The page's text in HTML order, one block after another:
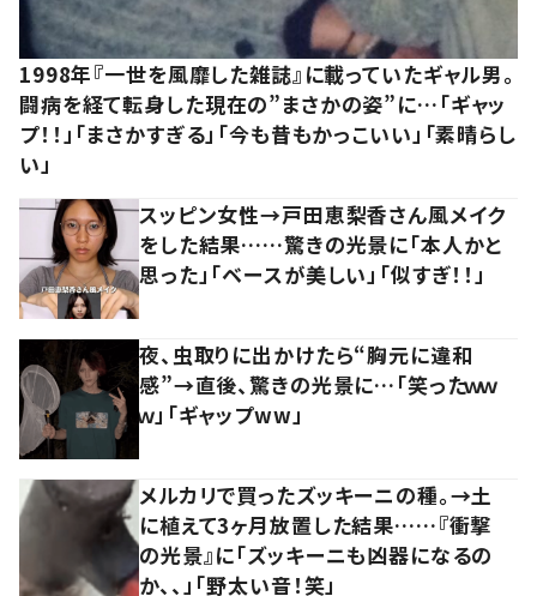
1998年『一世を風靡した雑誌』に載っていたギャル男。
闘病を経て転身した現在の”まさかの姿”に…「ギャッ
プ！！」「まさかすぎる」「今も昔もかっこいい」「素晴らし
い」
スッピン女性→戸田恵梨香さん風メイク
をした結果……驚きの光景に「本人かと
思った」「ベースが美しい」「似すぎ！！」
夜、虫取りに出かけたら“胸元に違和
感”→直後、驚きの光景に…「笑ったｗｗ
ｗ」「ギャップww」
メルカリで買ったズッキーニの種。→土
に植えて3ヶ月放置した結果……『衝撃
の光景』に「ズッキーニも凶器になるの
か、、」「野太い音！笑」